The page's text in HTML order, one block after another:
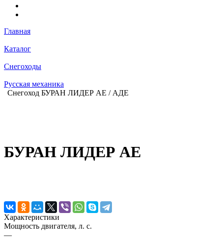
Главная
Каталог
Снегоходы
Русская механика
Снегоход БУРАН ЛИДЕР АЕ / АДЕ
БУРАН ЛИДЕР АЕ
Характеристики
Мощность двигателя, л. с.
—